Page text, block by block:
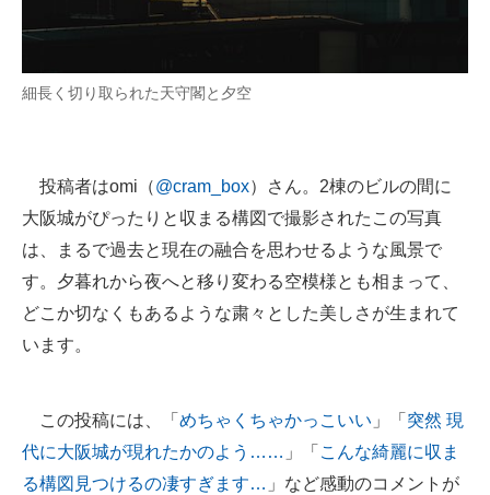
モノづくり技術者専門サイト
電子設計の基本と応用
建設×テクノロジーの最前線
ちょっと気になるネットの話題
細長く切り取られた天守閣と夕空
投稿者はomi（@cram_box）さん。2棟のビルの間に
大阪城がぴったりと収まる構図で撮影されたこの写真
は、まるで過去と現在の融合を思わせるような風景で
す。夕暮れから夜へと移り変わる空模様とも相まって、
どこか切なくもあるような粛々とした美しさが生まれて
います。
この投稿には、「 めちゃくちゃかっこいい 」「 突然 現
代に大阪城が現れたかのよう…… 」「 こんな綺麗に収ま
る構図見つけるの凄すぎます… 」など感動のコメントが